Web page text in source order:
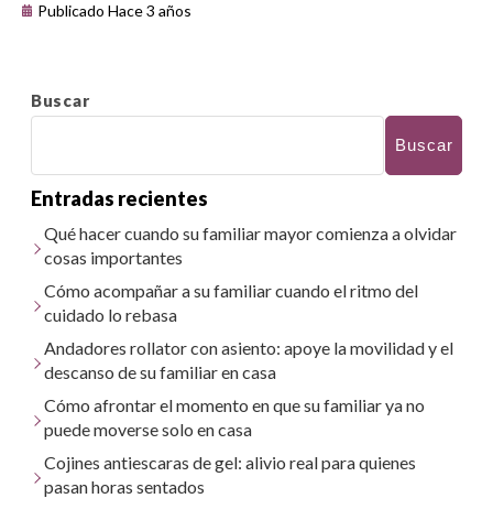
Publicado Hace 3 años
Buscar
Buscar
Entradas recientes
Qué hacer cuando su familiar mayor comienza a olvidar
cosas importantes
Cómo acompañar a su familiar cuando el ritmo del
cuidado lo rebasa
Andadores rollator con asiento: apoye la movilidad y el
descanso de su familiar en casa
Cómo afrontar el momento en que su familiar ya no
puede moverse solo en casa
Cojines antiescaras de gel: alivio real para quienes
pasan horas sentados